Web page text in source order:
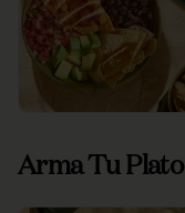
Arma Tu Plato